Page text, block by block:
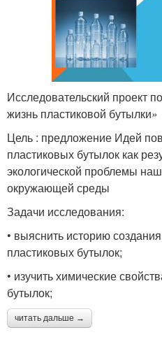
Исследовательский проект
жизнь пластиковой бутылки»
Цель : предложение Идей
пластиковых бутылок как
экологической проблемы
окружающей среды
Задачи исследования:
• выяснить историю
пластиковых бутылок;
• изучить химические
бутылок;
читать дальше →